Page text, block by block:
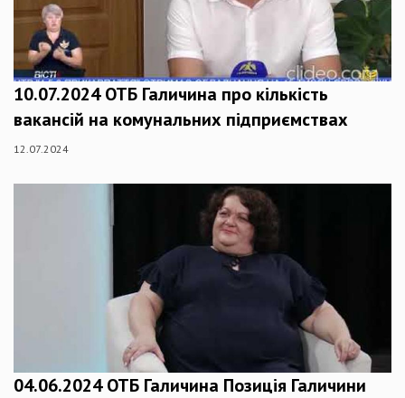
10.07.2024 ОТБ Галичина про кількість
вакансій на комунальних підприємствах
12.07.2024
04.06.2024 ОТБ Галичина Позиція Галичини